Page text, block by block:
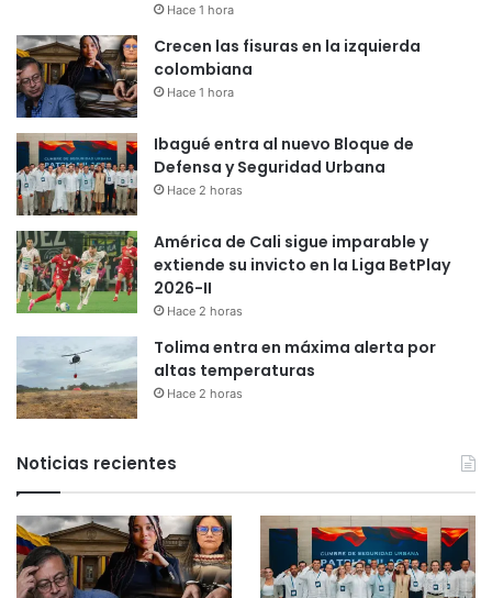
Hace 1 hora
Crecen las fisuras en la izquierda
colombiana
Hace 1 hora
Ibagué entra al nuevo Bloque de
Defensa y Seguridad Urbana
Hace 2 horas
América de Cali sigue imparable y
extiende su invicto en la Liga BetPlay
2026-II
Hace 2 horas
Tolima entra en máxima alerta por
altas temperaturas
Hace 2 horas
Noticias recientes